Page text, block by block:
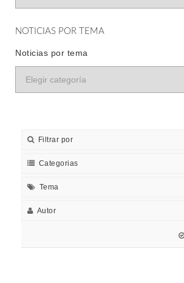
NOTICIAS POR TEMA
Noticias por tema
Filtrar por
Categorias
Tema
Autor